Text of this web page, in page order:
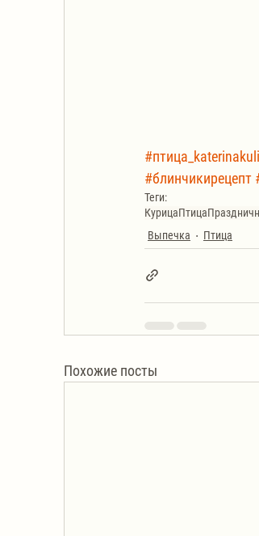
#блинчикирецепт
Теги:
КурицаПтица
Выпечка
Птица
Похожие посты